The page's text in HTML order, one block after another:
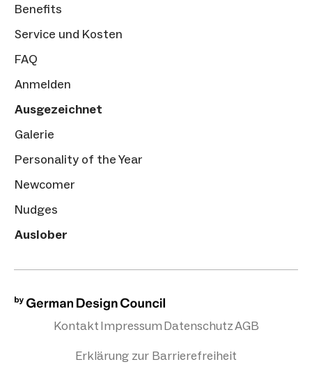
Benefits
Service und Kosten
FAQ
Anmelden
Ausgezeichnet
Galerie
Personality of the Year
Newcomer
Nudges
Auslober
KontaktImpressumDatenschutzAGB
Erklärung zur Barrierefreiheit